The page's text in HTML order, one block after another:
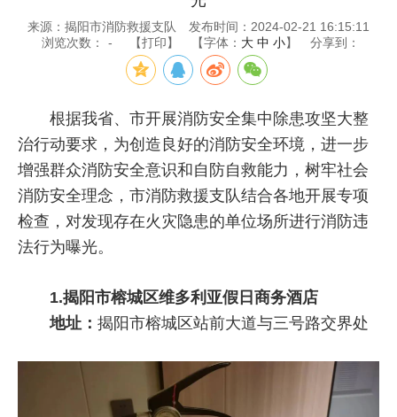
来源：揭阳市消防救援支队
发布时间：2024-02-21 16:15:11
浏览次数：
- 【打印】 【字体： 大 中 小】 分享到：
根据我省、市开展消防安全集中除患攻坚大整
治行动要求，为创造良好的消防安全环境，进一步
增强群众消防安全意识和自防自救能力，树牢社会
消防安全理念，市消防救援支队结合各地开展专项
检查，对发现存在火灾隐患的单位场所进行消防违
法行为曝光。
1.揭阳市榕城区维多利亚假日商务酒店
地址： 揭阳市榕城区站前大道与三号路交界处